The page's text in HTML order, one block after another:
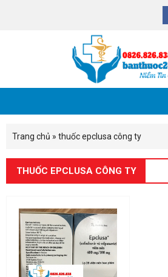
Trang chủ » thuốc epclusa công ty
THUỐC EPCLUSA CÔNG TY